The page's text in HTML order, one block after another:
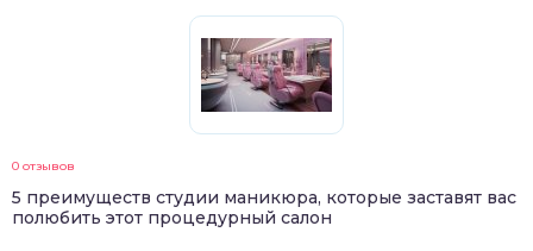
0 отзывов
5 преимуществ студии маникюра, которые заставят вас
полюбить этот процедурный салон